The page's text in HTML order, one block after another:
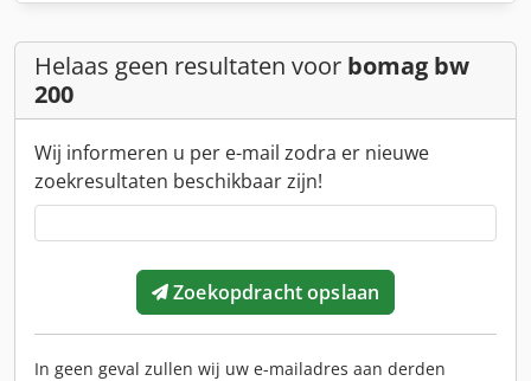
Helaas geen resultaten voor bomag bw
200
Wij informeren u per e-mail zodra er nieuwe
zoekresultaten beschikbaar zijn!
Zoekopdracht opslaan
In geen geval zullen wij uw e-mailadres aan derden